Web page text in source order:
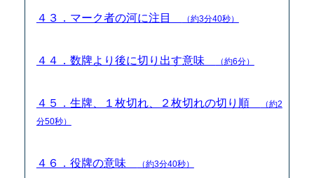
４３．マーク者の河に注目 （約3分40秒）
４４．数牌より後に切り出す意味 （約6分）
４５．生牌、１枚切れ、２枚切れの切り順
（約2
分50秒）
４６．役牌の意味 （約3分40秒）